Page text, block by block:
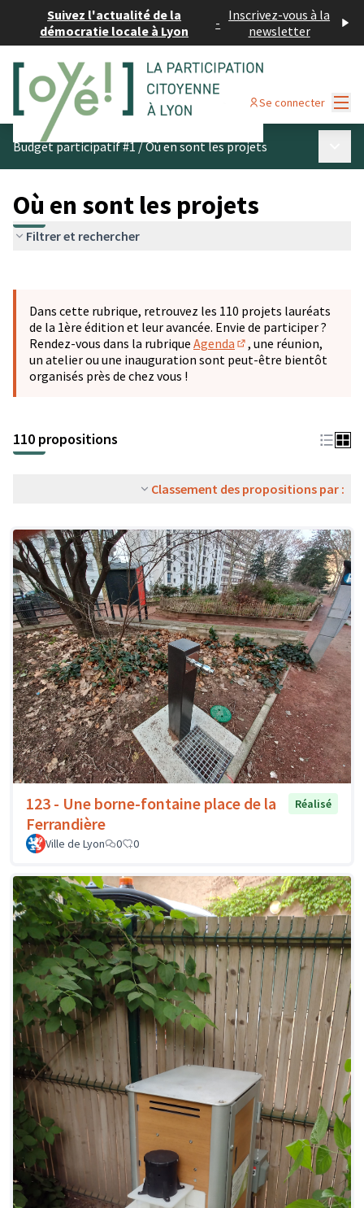
Suivez l'actualité de la
démocratie locale à Lyon
- Inscrivez-vous à la
newsletter
Se connecter
Budget participatif #1/Où en sont les projets
Où en sont les projets
Filtrer et rechercher
−
Dans cette rubrique, retrouvez les 110 projets lauréats
de la 1ère édition et leur avancée. Envie de participer ?
Rendez-vous dans la rubrique Agenda
(S'ouvre dans un
, une réunion,
un atelier ou une inauguration sont peut-être bientôt
organisés près de chez vous !
110 propositions
Classement des propositions par :
123 - Une borne-fontaine place de la
Ferrandière
Réalisé
Ville de Lyon 0 0